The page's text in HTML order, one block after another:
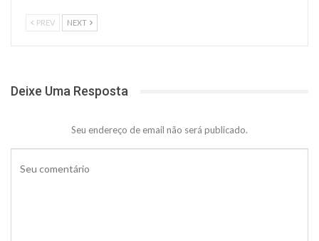
PREV NEXT
Deixe Uma Resposta
Seu endereço de email não será publicado.